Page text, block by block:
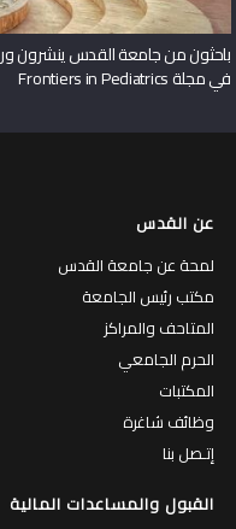
باحثون من جامعة القدس ينشرون
في مجلة Frontiers in Pediatrics
عن القدس
لمحة عن جامعة القدس
مكتب رئيس الجامعة
المتاحف والمراكز
الحرم الجامعي
المكتبات
وظائف شاغرة
إتـصل بنا
القبول والمساعدات المالية